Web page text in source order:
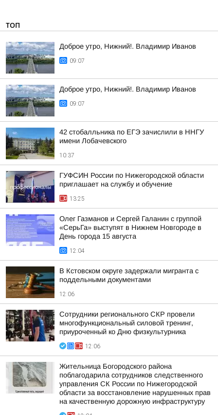
ТОП
Доброе утро, Нижний!. Владимир Иванов
09:07
Доброе утро, Нижний!. Владимир Иванов
09:07
42 стобалльника по ЕГЭ зачислили в ННГУ
имени Лобачевского
10:37
ГУФСИН России по Нижегородской области
приглашает на службу и обучение
13:25
Олег Газманов и Сергей Галанин с группой
«СерьГа» выступят в Нижнем Новгороде в
День города 15 августа
12:04
В Кстовском округе задержали мигранта с
поддельными документами
12:06
Сотрудники регионального СКР провели
многофункциональный силовой тренинг,
приуроченный ко Дню физкультурника
12:06
Жительница Богородского района
поблагодарила сотрудников следственного
управления СК России по Нижегородской
области за восстановление нарушенных прав
на качественную дорожную инфраструктуру